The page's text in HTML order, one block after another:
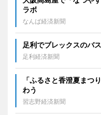
ラボ
なんば経済新聞
足利でブレックスのバ
足利経済新聞
「ふるさと香澄夏ま
わう
習志野経済新聞